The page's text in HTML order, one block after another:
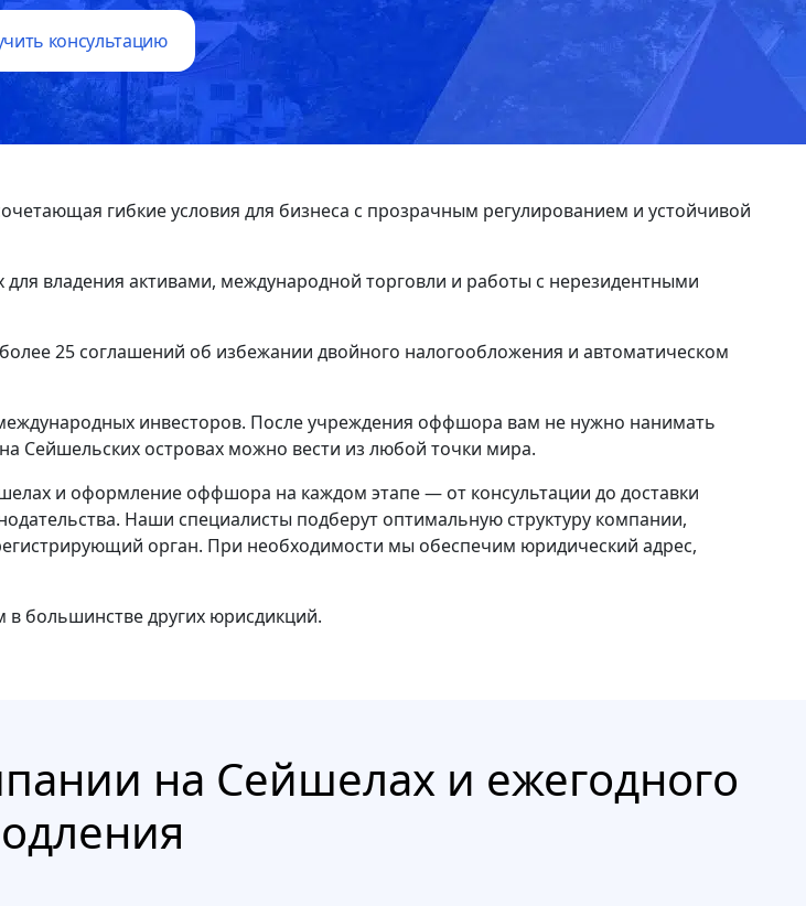
консультацию
гибкие условия для бизнеса с прозрачным регулированием и устойчивой
владения активами, международной торговли и работы с нерезидентными
25 соглашений об избежании двойного налогообложения и автоматическом
инвесторов. После учреждения оффшора вам не нужно нанимать
Сейшельских островах можно вести из любой точки мира.
и оформление оффшора на каждом этапе — от консультации до доставки
Наши специалисты подберут оптимальную структуру компании,
орган. При необходимости мы обеспечим юридический адрес,
большинстве других юрисдикций.
на Сейшелах и ежегодного